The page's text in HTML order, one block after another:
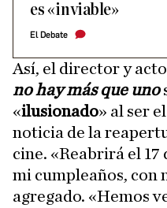
es «inviable»
El Debate
Así, el director y
no hay más que uno
«ilusionado» al ser
noticia de la
cine. «Reabrirá el 17
mi cumpleaños, con
agregado. «Hemos